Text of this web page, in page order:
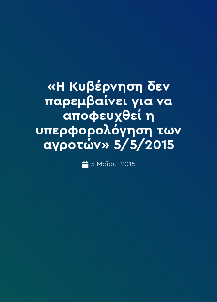
«Η Κυβέρνηση δεν
παρεμβαίνει για να
αποφευχθεί η
υπερφορολόγηση των
αγροτών» 5/5/2015
5 Μαΐου, 2015